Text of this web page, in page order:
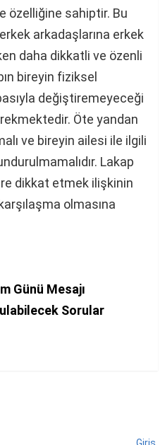
özelliğine sahiptir. Bu
arkadaşlarına erkek
daha dikkatli ve özenli
bireyin fiziksel
değiştiremeyeceği
Öte yandan
ve bireyin ailesi ile ilgili
Lakap
dikkat etmek ilişkinin
olmasına
Günü Mesajı
Sorular